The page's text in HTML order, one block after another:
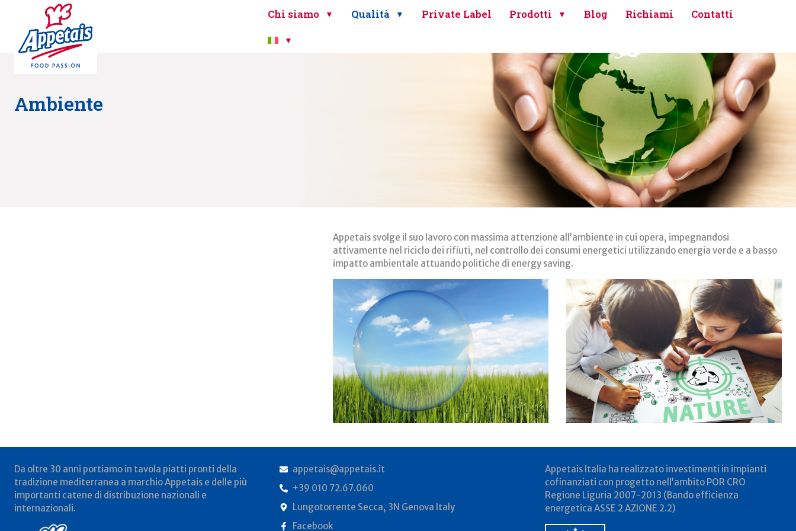
Chi siamo Qualità Private Label Prodotti Blog Richiami Contatti
Ambiente
Appetais svolge il suo lavoro con massima attenzione all’ambiente in cui opera, impegnandosi
attivamente nel riciclo dei rifiuti, nel controllo dei consumi energetici utilizzando energia verde e a basso
impatto ambientale attuando politiche di energy saving.
Da oltre 30 anni portiamo in tavola piatti pronti della
tradizione mediterranea a marchio Appetais e delle più
importanti catene di distribuzione nazionali e
internazionali.
appetais@appetais.it
+39 010 72.67.060
Lungotorrente Secca, 3N Genova Italy
Facebook
Appetais Italia ha realizzato investimenti in impianti
cofinanziati con progetto nell’ambito POR CRO
Regione Liguria 2007-2013 (Bando efficienza
energetica ASSE 2 AZIONE 2.2)